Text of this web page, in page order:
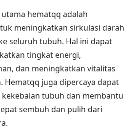
hematqq adalah
meningkatkan sirkulasi darah
seluruh tubuh. Hal ini dapat
tingkat energi,
dan meningkatkan vitalitas
Hematqq juga dipercaya dapat
tubuh dan membantu
sembuh dan pulih dari